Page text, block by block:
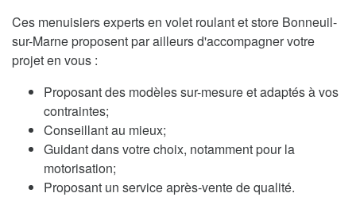
Ces menuisiers experts en volet roulant et store Bonneuil-
sur-Marne proposent par ailleurs d'accompagner votre
projet en vous :
Proposant des modèles sur-mesure et adaptés à vos
contraintes;
Conseillant au mieux;
Guidant dans votre choix, notamment pour la
motorisation;
Proposant un service après-vente de qualité.